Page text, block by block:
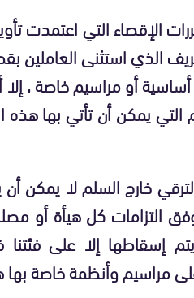
الذي استثنى العاملين
أو مراسيم خاصة ،
يمكن أن تأتي بها
خارج السلم لا يمكن
إسقاطها إلا على
مراسيم وأنظمة خاصة